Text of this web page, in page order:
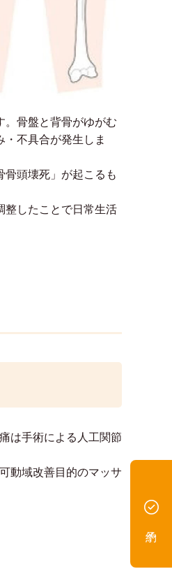
。骨盤と背骨がゆがむ
不具合が発生しま
骨頭壊死」が起こるも
整したことで日常生活
は手術による人工関節
動域改善目的のマッサ